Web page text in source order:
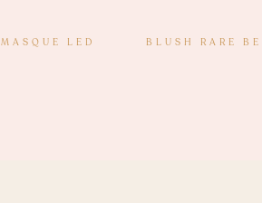
MASQUE LED BLUSH RARE